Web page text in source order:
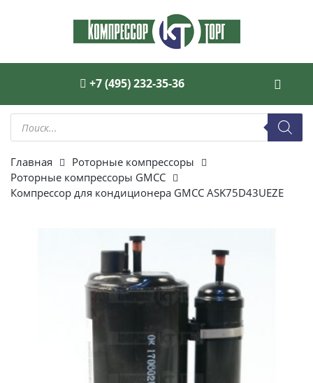
+7 (495) 232-35-36
Поиск
товаров
Главная
Роторные компрессоры
Роторные компрессоры GMCC
Компрессор для кондиционера GMCC ASK75D43UEZE